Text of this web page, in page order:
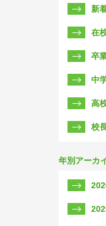
新
在
卒
中
高
校
年別アーカ